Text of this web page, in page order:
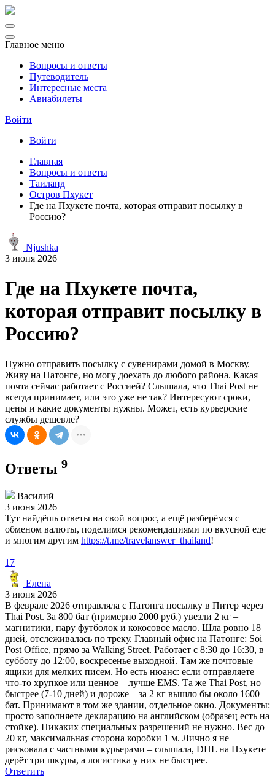
Главное меню
Вопросы и ответы
Путеводитель
Интересные места
Авиабилеты
Войти
Войти
Главная
Вопросы и ответы
Таиланд
Остров Пхукет
Где на Пхукете почта, которая отправит посылку в
Россию?
Njushka
3 июня 2026
Где на Пхукете почта,
которая отправит посылку в
Россию?
Нужно отправить посылку с сувенирами домой в Москву.
Живу на Патонге, но могу доехать до любого района. Какая
почта сейчас работает с Россией? Слышала, что Thai Post не
всегда принимает, или это уже не так? Интересуют сроки,
цены и какие документы нужны. Может, есть курьерские
службы дешевле?
Ответы 9
Василий
3 июня 2026
Тут найдёшь ответы на свой вопрос, а ещё разберёмся с
обменом валюты, поделимся рекомендациями по вкусной еде
и многим другим https://t.me/travelanswer_thailand!
17
Елена
3 июня 2026
В феврале 2026 отправляла с Патонга посылку в Питер через
Thai Post. За 800 бат (примерно 2000 руб.) увезли 2 кг –
магнитики, пару футболок и кокосовое масло. Шла ровно 18
дней, отслеживалась по треку. Главный офис на Патонге: Soi
Post Office, прямо за Walking Street. Работает с 8:30 до 16:30, в
субботу до 12:00, воскресенье выходной. Там же почтовые
ящики для мелких писем. Но есть нюанс: если отправляете
что-то хрупкое или ценное – лучше EMS. Та же Thai Post, но
быстрее (7-10 дней) и дороже – за 2 кг вышло бы около 1600
бат. Принимают в том же здании, отдельное окно. Документы:
просто заполняете декларацию на английском (образец есть на
стойке). Никаких специальных разрешений не нужно. Вес до
20 кг, максимальная сторона коробки 1 м. Лично я не
рисковала с частными курьерами – слышала, DHL на Пхукете
дерёт три шкуры, а логистика у них не быстрее.
Ответить